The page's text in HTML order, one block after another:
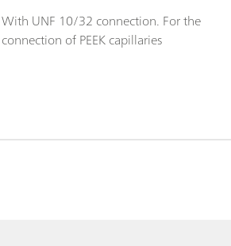
With UNF 10/32 connection. For the
connection of PEEK capillaries